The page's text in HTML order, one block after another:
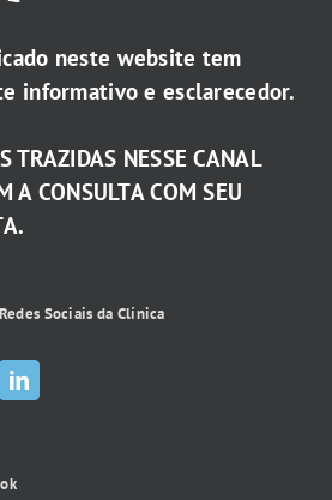
neste website tem
informativo e esclarecedor.
TRAZIDAS NESSE CANAL
A CONSULTA COM SEU
Sociais da Clínica